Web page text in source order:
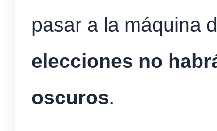
pasar a la máquina
elecciones no
oscuros.